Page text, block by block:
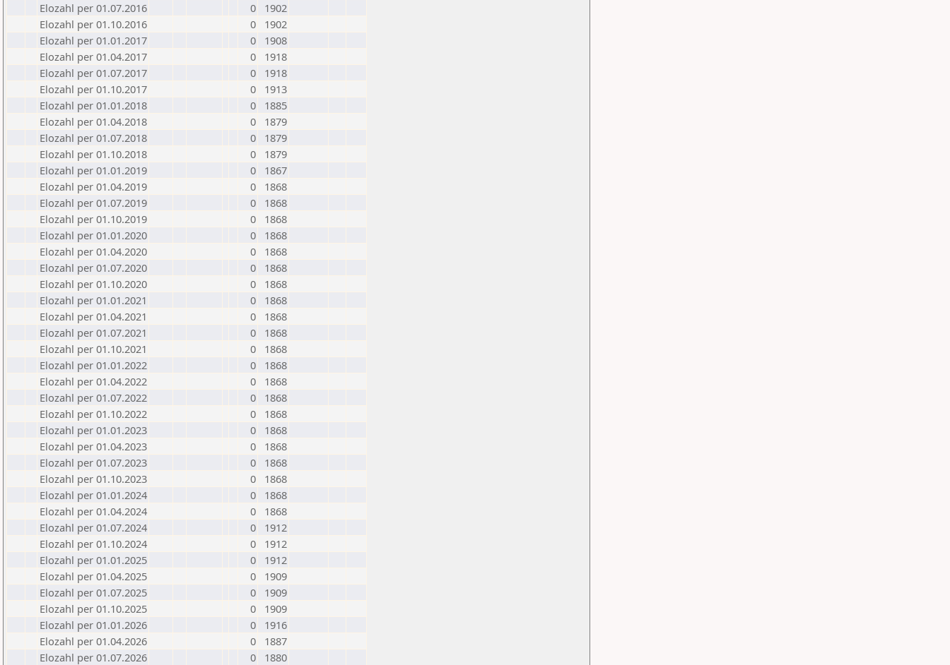
Elozahl per 01.07.2016
0
1902
Elozahl per 01.10.2016
0
1902
Elozahl per 01.01.2017
0
1908
Elozahl per 01.04.2017
0
1918
Elozahl per 01.07.2017
0
1918
Elozahl per 01.10.2017
0
1913
Elozahl per 01.01.2018
0
1885
Elozahl per 01.04.2018
0
1879
Elozahl per 01.07.2018
0
1879
Elozahl per 01.10.2018
0
1879
Elozahl per 01.01.2019
0
1867
Elozahl per 01.04.2019
0
1868
Elozahl per 01.07.2019
0
1868
Elozahl per 01.10.2019
0
1868
Elozahl per 01.01.2020
0
1868
Elozahl per 01.04.2020
0
1868
Elozahl per 01.07.2020
0
1868
Elozahl per 01.10.2020
0
1868
Elozahl per 01.01.2021
0
1868
Elozahl per 01.04.2021
0
1868
Elozahl per 01.07.2021
0
1868
Elozahl per 01.10.2021
0
1868
Elozahl per 01.01.2022
0
1868
Elozahl per 01.04.2022
0
1868
Elozahl per 01.07.2022
0
1868
Elozahl per 01.10.2022
0
1868
Elozahl per 01.01.2023
0
1868
Elozahl per 01.04.2023
0
1868
Elozahl per 01.07.2023
0
1868
Elozahl per 01.10.2023
0
1868
Elozahl per 01.01.2024
0
1868
Elozahl per 01.04.2024
0
1868
Elozahl per 01.07.2024
0
1912
Elozahl per 01.10.2024
0
1912
Elozahl per 01.01.2025
0
1912
Elozahl per 01.04.2025
0
1909
Elozahl per 01.07.2025
0
1909
Elozahl per 01.10.2025
0
1909
Elozahl per 01.01.2026
0
1916
Elozahl per 01.04.2026
0
1887
Elozahl per 01.07.2026
0 1880